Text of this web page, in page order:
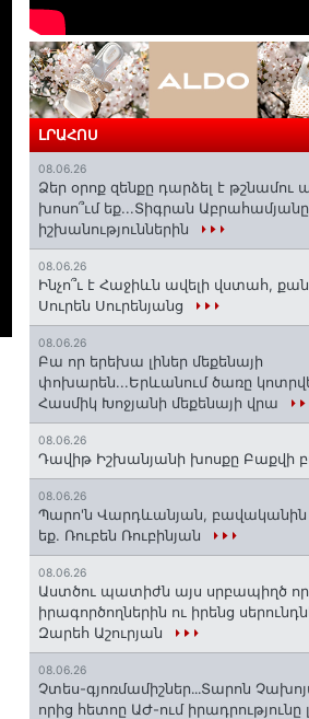
ԼՐԱՀՈՍ
08.06.26
Ձեր օրոք զենքը դարձել է թշնամու
խոսո՞ւմ եք...Տիգրան
իշխանություններին
08.06.26
Ինչո՞ւ է Հաջիևն ավելի վստահ,
Սուրեն Սուրենյանց
08.06.26
Բա որ երեխա լիներ մեքենայի
փոխարեն...Երևանում ծառը
Հասմիկ Խոջյանի մեքենայի վրա
08.06.26
Դավիթ Իշխանյանի խոսքը Բաքվի
08.06.26
Պարո'ն Վարդևանյան, բավականին
եք. Ռուբեն Ռուբինյան
08.06.26
Աստծու պատիժն այս սրբապիղծ
իրագործողներին ու իրենց
Զարեհ Աշուրյան
08.06.26
Չտես-գյոռմամիշներ․․․Տարոն
որից հետոը ԱԺ-ում իրադրությունը